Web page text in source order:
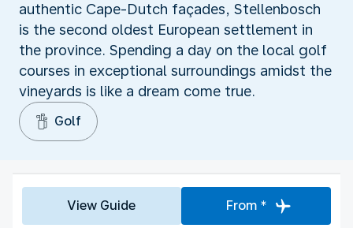
authentic Cape-Dutch façades, Stellenbosch
is the second oldest European settlement in
the province. Spending a day on the local golf
courses in exceptional surroundings amidst the
vineyards is like a dream come true.
Golf
View Guide From *